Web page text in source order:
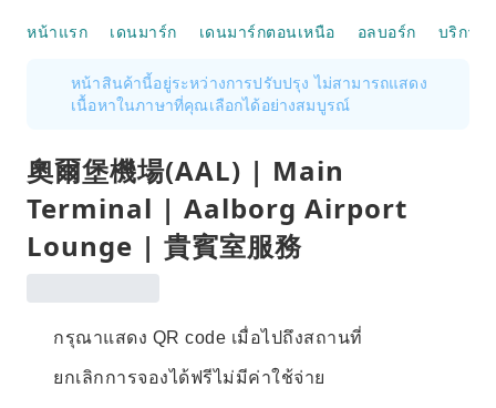
หน้าแรก เดนมาร์ก เดนมาร์กตอนเหนือ อลบอร์ก บริการ
หน้าสินค้านี้อยู่ระหว่างการปรับปรุง ไม่สามารถแสดง
เนื้อหาในภาษาที่คุณเลือกได้อย่างสมบูรณ์
奧爾堡機場(AAL) | Main
Terminal | Aalborg Airport
Lounge | 貴賓室服務
กรุณาแสดง QR code เมื่อไปถึงสถานที่
ยกเลิกการจองได้ฟรีไม่มีค่าใช้จ่าย